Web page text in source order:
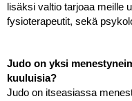
lisäksi valtio tarjoaa meille
fysioterapeutit, sekä
Judo on yksi
kuuluisia?
Judo on itseasiassa